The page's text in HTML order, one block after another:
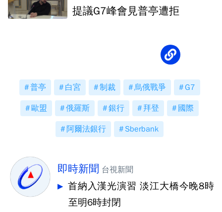
提議G7峰會見普亭遭拒
普亭 白宮 制裁 烏俄戰爭 G7
歐盟 俄羅斯 銀行 拜登 國際
阿爾法銀行 Sberbank
即時新聞 台視新聞
首納入漢光演習 淡江大橋今晚8時
至明6時封閉